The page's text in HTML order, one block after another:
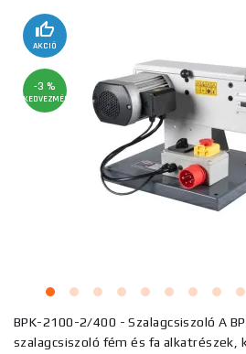
AKCIÓ
-3 %
KEDVEZMÉNY
BPK-2100-2/400 - Szalagcsiszoló A
szalagcsiszoló fém és fa alkatrészek,